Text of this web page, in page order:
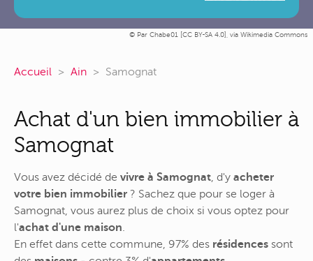
Par Chabe01 [CC BY-SA 4.0], via Wikimedia Commons
Accueil Ain Samognat
Achat d'un bien immobilier à
Samognat
Vous avez décidé de vivre à Samognat, d'y acheter
votre bien immobilier ? Sachez que pour se loger à
Samognat, vous aurez plus de choix si vous optez pour
l'achat d'une maison.
En effet dans cette commune, 97% des résidences sont